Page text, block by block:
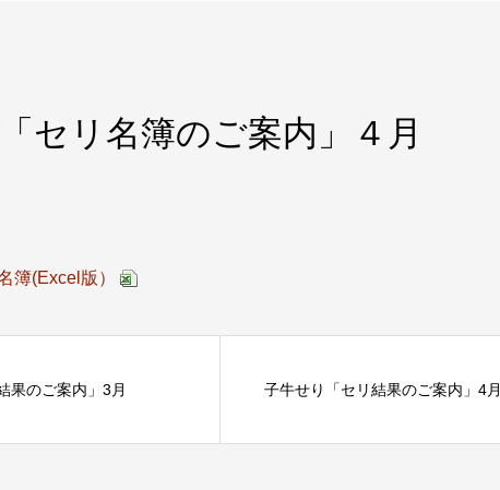
セリ名簿のご案内」４月
簿(Excel版）
果のご案内」3月 子牛せり「セリ結果のご案内」4月